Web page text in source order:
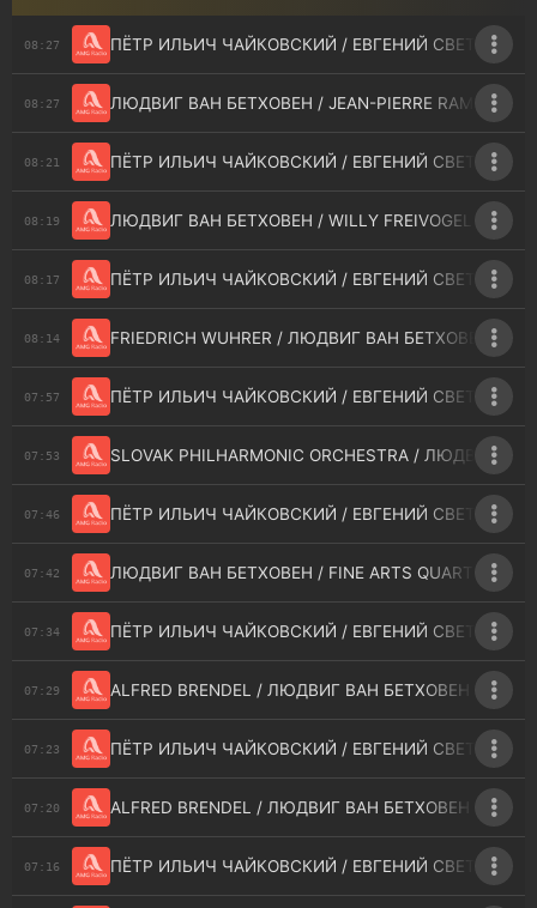
08:27 ПЁТР ИЛЬИЧ ЧАЙКОВСКИЙ / ЕВГЕНИЙ СВЕТЛАНОВ
08:27 ЛЮДВИГ ВАН БЕТХОВЕН / JEAN-PIERRE RAMPAL -
08:21 ПЁТР ИЛЬИЧ ЧАЙКОВСКИЙ / ЕВГЕНИЙ СВЕТЛАНОВ
08:19 ЛЮДВИГ ВАН БЕТХОВЕН / WILLY FREIVOGEL -
08:17 ПЁТР ИЛЬИЧ ЧАЙКОВСКИЙ / ЕВГЕНИЙ
08:14 FRIEDRICH WUHRER / ЛЮДВИГ ВАН БЕТХОВЕН -
07:57 ПЁТР ИЛЬИЧ ЧАЙКОВСКИЙ / ЕВГЕНИЙ
07:53 SLOVAK PHILHARMONIC ORCHESTRA / ЛЮДВИГ
07:46 ПЁТР ИЛЬИЧ ЧАЙКОВСКИЙ / ЕВГЕНИЙ
07:42 ЛЮДВИГ ВАН БЕТХОВЕН / FINE ARTS QUARTET - I.
07:34 ПЁТР ИЛЬИЧ ЧАЙКОВСКИЙ / ЕВГЕНИЙ
07:29 ALFRED BRENDEL / ЛЮДВИГ ВАН БЕТХОВЕН - PIANO
07:23 ПЁТР ИЛЬИЧ ЧАЙКОВСКИЙ / ЕВГЕНИЙ
07:20 ALFRED BRENDEL / ЛЮДВИГ ВАН БЕТХОВЕН - PIANO
07:16 ПЁТР ИЛЬИЧ ЧАЙКОВСКИЙ / ЕВГЕНИЙ